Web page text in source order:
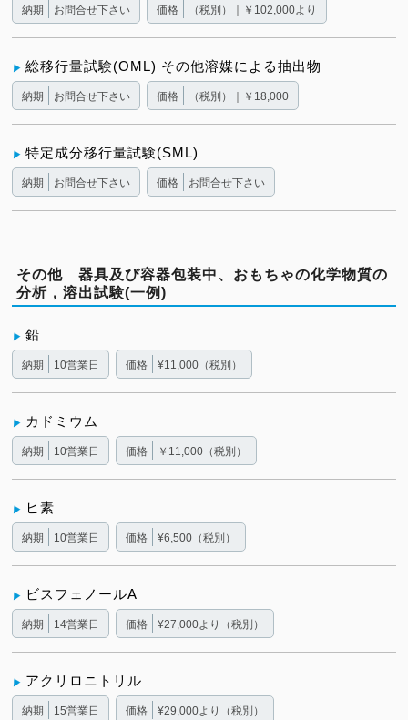
納期 お問合せ下さい 価格 （税別）｜￥102,000より
総移行量試験(OML) その他溶媒による抽出物
納期 お問合せ下さい 価格 （税別）｜￥18,000
特定成分移行量試験(SML)
納期 お問合せ下さい 価格 お問合せ下さい
その他 器具及び容器包装中、おもちゃの化学物質の
分析，溶出試験(一例)
鉛
納期 10営業日 価格 ¥11,000（税別）
カドミウム
納期 10営業日 価格 ￥11,000（税別）
ヒ素
納期 10営業日 価格 ¥6,500（税別）
ビスフェノールA
納期 14営業日 価格 ¥27,000より（税別）
アクリロニトリル
納期 15営業日 価格 ¥29,000より（税別）